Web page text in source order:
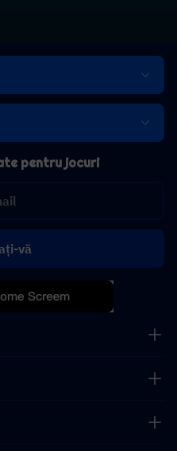
pentru jocuri
vă